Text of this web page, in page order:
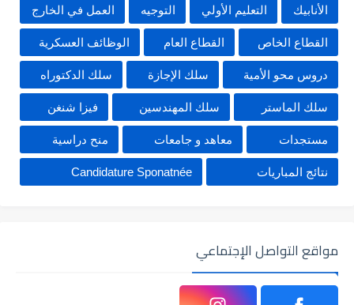
الأنابيك التعليم الأولي التوجيه العمل في الخارج
القطاع الخاص القطاع العام الوظائف العسكرية
دروس محو الأمية سلك الإجازة سلك الدكتوراه
سلك الماستر سلك المهندسين فيزا شنغن
مستجدات معاهد و جامعات منح دراسية
نتائج المباريات Candidature Sponatnée
مواقع التواصل الإجتماعي